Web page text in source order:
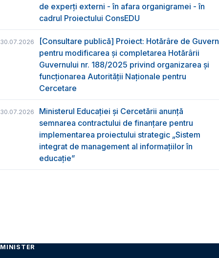
de experți externi - în afara organigramei - în
cadrul Proiectului ConsEDU
30.07.2026
[Consultare publică] Proiect: Hotărâre de Guvern
pentru modificarea și completarea Hotărârii
Guvernului nr. 188/2025 privind organizarea şi
funcţionarea Autorităţii Naţionale pentru
Cercetare
30.07.2026
Ministerul Educației și Cercetării anunță
semnarea contractului de finanțare pentru
implementarea proiectului strategic „Sistem
integrat de management al informațiilor în
educație”
MINISTER